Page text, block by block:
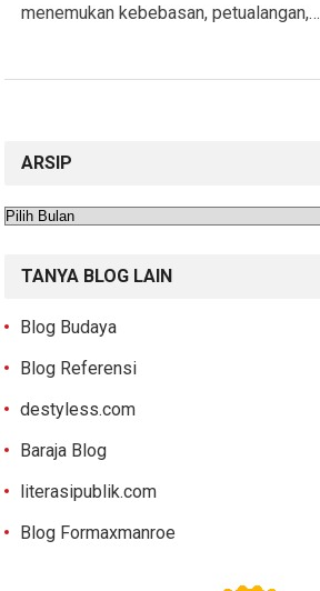
menemukan kebebasan, petualangan,…
ARSIP
Arsip
TANYA BLOG LAIN
Blog Budaya
Blog Referensi
destyless.com
Baraja Blog
literasipublik.com
Blog Formaxmanroe